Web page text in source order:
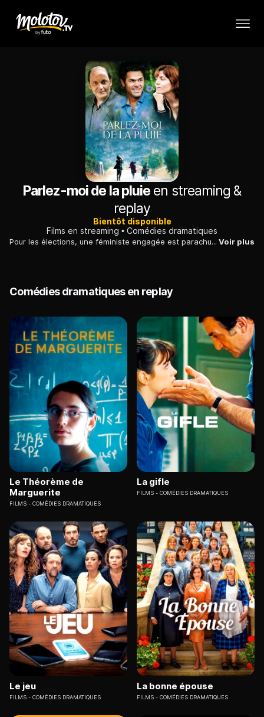
Parlez-moi de la pluie en streaming &
replay
Bientôt disponible
Films en streaming
Comédies dramatiques
Pour les élections, une féministe engagée est parachutée par son parti dans sa région natale. Là, deux amis décident de tourner un documentaire sur elle. Voir plus
Comédies dramatiques en replay
Le Théorème de
Marguerite
FILMS COMÉDIES DRAMATIQUES
La gifle
FILMS COMÉDIES DRAMATIQUES
Le jeu
FILMS COMÉDIES DRAMATIQUES
La bonne épouse
FILMS COMÉDIES DRAMATIQUES